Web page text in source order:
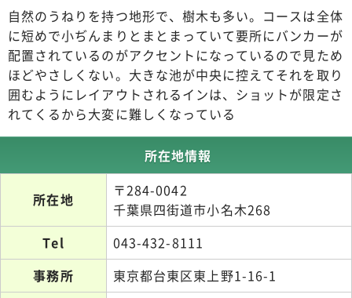
自然のうねりを持つ地形で、樹木も多い。コースは全体
に短めで小ぢんまりとまとまっていて要所にバンカーが
配置されているのがアクセントになっているので見ため
ほどやさしくない。大きな池が中央に控えてそれを取り
囲むようにレイアウトされるインは、ショットが限定さ
れてくるから大変に難しくなっている
所在地情報
所在地
〒284-0042
千葉県四街道市小名木268
Tel
043-432-8111
事務所
東京都台東区東上野1-16-1